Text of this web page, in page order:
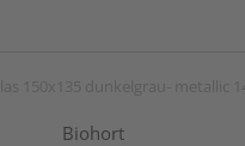
Biohort